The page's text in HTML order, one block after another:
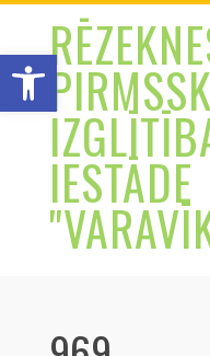
Open toolbar
Skip
content
IESTĀDE